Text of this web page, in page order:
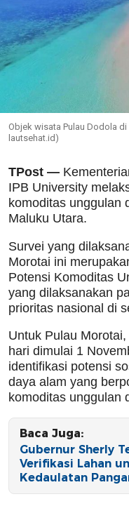
Objek wisata Pulau Dodola
lautsehat.id)
TPost —
IPB University
komoditas unggulan
Maluku Utara.
Survei yang
Morotai ini
Potensi Komoditas
yang dilaksanakan
prioritas nasional di
Untuk Pulau
hari dimulai 1
identifikasi potensi
daya alam yang
komoditas unggulan
Baca Juga:
Gubernur Sherly
Verifikasi Lahan
Kedaulatan